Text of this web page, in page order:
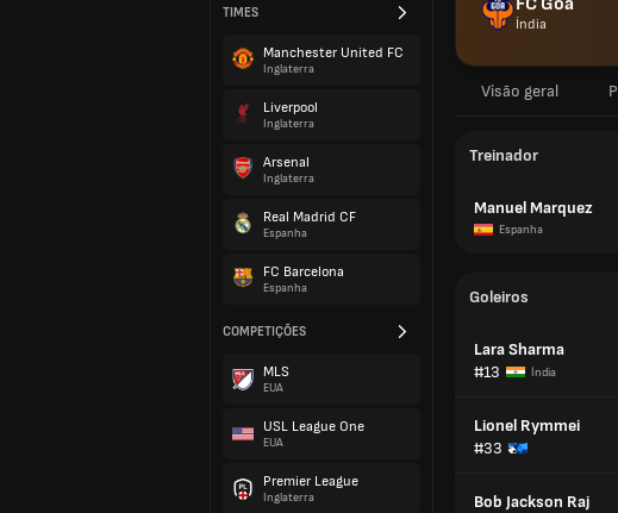
TIMES
Manchester United FC
Inglaterra
Liverpool
Inglaterra
Arsenal
Inglaterra
Real Madrid CF
Espanha
FC Barcelona
Espanha
COMPETIÇÕES
MLS
EUA
USL League One
EUA
Premier League
Inglaterra
Índia
Visão geral
Treinador
Manuel Marquez
Espanha
Goleiros
Lara Sharma
#13
Índia
Lionel Rymmei
#33
Bob Jackson Raj